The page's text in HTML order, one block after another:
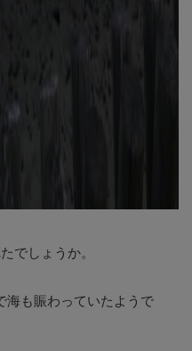
でしょうか。
海も賑わっていたようで